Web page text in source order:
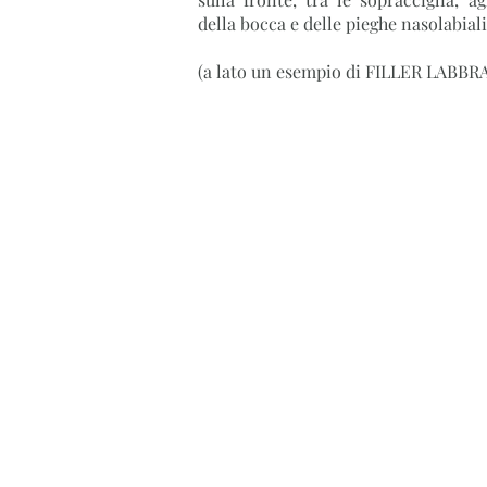
della bocca e delle pieghe
(a lato un esempio di FILLER